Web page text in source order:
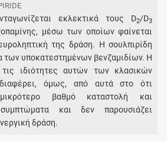
εκλεκτικά τους D2/D3
μέσω των οποίων φαίνεται
της δράση. Η σουλπιρίδη
των υποκατεστημένων βενζαμιδίων. Η
τις ιδιότητες αυτών των κλασικών
διαφέρει, όμως, από αυτά στο ότι
βαθμό καταστολή και
και δεν παρουσιάζει
δράση.